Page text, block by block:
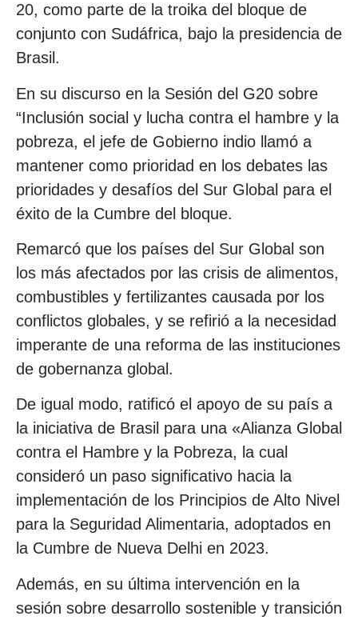
20, como parte de la troika del bloque de
conjunto con Sudáfrica, bajo la presidencia de
Brasil.
En su discurso en la Sesión del G20 sobre
“Inclusión social y lucha contra el hambre y la
pobreza, el jefe de Gobierno indio llamó a
mantener como prioridad en los debates las
prioridades y desafíos del Sur Global para el
éxito de la Cumbre del bloque.
Remarcó que los países del Sur Global son
los más afectados por las crisis de alimentos,
combustibles y fertilizantes causada por los
conflictos globales, y se refirió a la necesidad
imperante de una reforma de las instituciones
de gobernanza global.
De igual modo, ratificó el apoyo de su país a
la iniciativa de Brasil para una «Alianza Global
contra el Hambre y la Pobreza, la cual
consideró un paso significativo hacia la
implementación de los Principios de Alto Nivel
para la Seguridad Alimentaria, adoptados en
la Cumbre de Nueva Delhi en 2023.
Además, en su última intervención en la
sesión sobre desarrollo sostenible y transición